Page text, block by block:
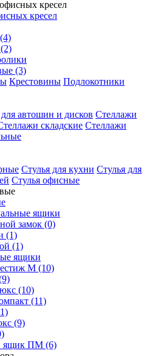
кресел
(3)
Крестовины Подлокотники
автошин и дисков Стеллажи
складские Стеллажи
Стулья для кухни Стулья для
Стулья офисные
ящики
замок (0)
(1)
(1)
ящики
М (10)
(10)
(11)
(9)
ящик ПМ (6)